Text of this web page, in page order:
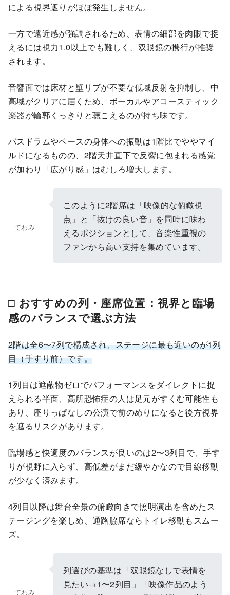
による視界遮りがほぼ発生しません。
一方で遠近感が強調されるため、表情の細部を肉眼で捉
えるには視力1.0以上でも難しく、双眼鏡の携行が推奨
されます。
音響面では床材と壁リブが不要な低域反射を抑制し、中
高域がクリアに届くため、ボーカルやアコースティック
楽器が輪郭くっきりと聴こえるのが持ち味です。
バスドラムやベースの身体への振動は1階比でややマイ
ルドになるものの、2階天井直下で反響に包まれる感覚
が加わり「広がり感」はむしろ増大します。
てわみ
このように2階席は「映像的な俯瞰視
点」と「抜けの良い音」を同時に味わ
えるポジションとして、音楽性重視の
ファンから高い支持を集めています。
□ おすすめの列・座席位置：視界と臨場
感のバランスで選ぶ方法
2階は全6〜7列で構成され、ステージに最も近いのが1列
目（手すり前）です。
1列目は遮蔽物ゼロでパフォーマンスをダイレクトに捉
えられる半面、高所恐怖症の人は足元がすくむ可能性も
あり、座りっぱなしの公演で前のめりになると後方視界
を遮るリスクがあります。
臨場感と快適度のバランスが良いのは2〜3列目で、手す
りが視野に入らず、高低差がまだ緩やかなので目線移動
が少なく済みます。
4列目以降は舞台全景の俯瞰向きで照明演出を含めたス
テージングを楽しめ、通路脇席ならトイレ移動もスムー
ズ。
てわみ
列選びの基準は「双眼鏡なしで表情を
見たい→1〜2列目」「映像作品のよう